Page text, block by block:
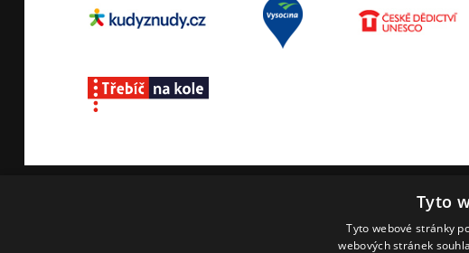
Co vidět
Tyto
Tyto webové stránky
webových stránek